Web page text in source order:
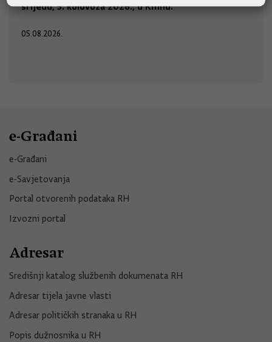
srijedu, 5. kolovoza 2026., u Kninu.
05.08.2026.
e-Građani
e-Građani
e-Savjetovanja
Portal otvorenih podataka RH
Izvozni portal
Adresar
Središnji katalog službenih dokumenata RH
Adresar tijela javne vlasti
Adresar političkih stranaka u RH
Popis dužnosnika u RH